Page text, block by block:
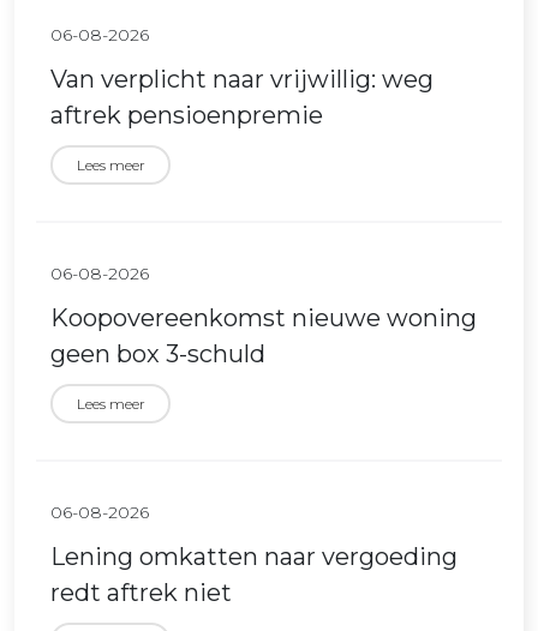
06-08-2026
Van verplicht naar vrijwillig: weg
aftrek pensioenpremie
Lees meer
06-08-2026
Koopovereenkomst nieuwe woning
geen box 3-schuld
Lees meer
06-08-2026
Lening omkatten naar vergoeding
redt aftrek niet